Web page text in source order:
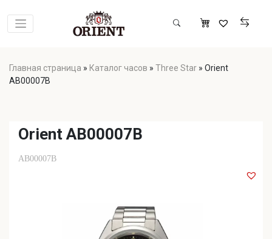
Главная страница » Каталог часов » Three Star » Orient
AB00007B
Orient AB00007B
AB00007B